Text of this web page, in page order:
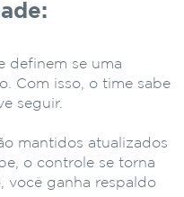
definem se uma
Com isso, o time sabe
seguir.
mantidos atualizados
o controle se torna
você ganha respaldo